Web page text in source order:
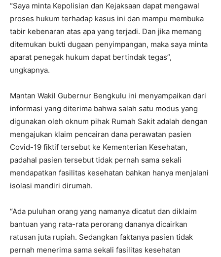
“Saya minta Kepolisian dan Kejaksaan dapat mengawal
proses hukum terhadap kasus ini dan mampu membuka
tabir kebenaran atas apa yang terjadi. Dan jika memang
ditemukan bukti dugaan penyimpangan, maka saya minta
aparat penegak hukum dapat bertindak tegas”,
ungkapnya.
Mantan Wakil Gubernur Bengkulu ini menyampaikan dari
informasi yang diterima bahwa salah satu modus yang
digunakan oleh oknum pihak Rumah Sakit adalah dengan
mengajukan klaim pencairan dana perawatan pasien
Covid-19 fiktif tersebut ke Kementerian Kesehatan,
padahal pasien tersebut tidak pernah sama sekali
mendapatkan fasilitas kesehatan bahkan hanya menjalani
isolasi mandiri dirumah.
“Ada puluhan orang yang namanya dicatut dan diklaim
bantuan yang rata-rata perorang dananya dicairkan
ratusan juta rupiah. Sedangkan faktanya pasien tidak
pernah menerima sama sekali fasilitas kesehatan